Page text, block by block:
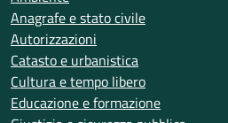
Anagrafe e stato civile
Autorizzazioni
Catasto e urbanistica
Cultura e tempo libero
Educazione e formazione